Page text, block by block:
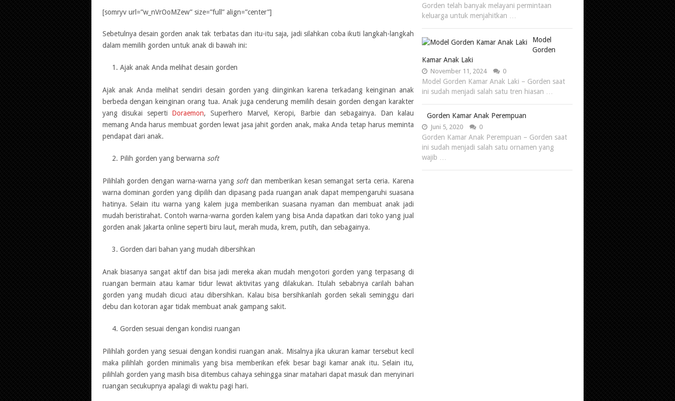
[somryv url=”w_nVrOoMZew” size=”full” align=”center”]
Sebetulnya desain gorden anak tak terbatas dan itu-itu saja, jadi silahkan coba ikuti langkah-langkah
dalam memilih gorden untuk anak di bawah ini:
Ajak anak Anda melihat desain gorden
Ajak anak Anda melihat sendiri desain gorden yang diinginkan karena terkadang keinginan anak
berbeda dengan keinginan orang tua. Anak juga cenderung memilih desain gorden dengan karakter
yang disukai seperti Doraemon, Superhero Marvel, Keropi, Barbie dan sebagainya. Dan kalau
memang Anda harus membuat gorden lewat jasa jahit gorden anak, maka Anda tetap harus meminta
pendapat dari anak.
Pilih gorden yang berwarna soft
Pilihlah gorden dengan warna-warna yang softdan memberikan kesan semangat serta ceria. Karena
warna dominan gorden yang dipilih dan dipasang pada ruangan anak dapat mempengaruhi suasana
hatinya. Selain itu warna yang kalem juga memberikan suasana nyaman dan membuat anak jadi
mudah beristirahat. Contoh warna-warna gorden kalem yang bisa Anda dapatkan dari toko yang jual
gorden anak Jakarta online seperti biru laut, merah muda, krem, putih, dan sebagainya.
Gorden dari bahan yang mudah dibersihkan
Anak biasanya sangat aktif dan bisa jadi mereka akan mudah mengotori gorden yang terpasang di
ruangan bermain atau kamar tidur lewat aktivitas yang dilakukan. Itulah sebabnya carilah bahan
gorden yang mudah dicuci atau dibersihkan. Kalau bisa bersihkanlah gorden sekali seminggu dari
debu dan kotoran agar tidak membuat anak gampang sakit.
Gorden sesuai dengan kondisi ruangan
Pilihlah gorden yang sesuai dengan kondisi ruangan anak. Misalnya jika ukuran kamar tersebut kecil
maka pilihlah gorden minimalis yang bisa memberikan efek besar bagi kamar anak itu. Selain itu,
pilihlah gorden yang masih bisa ditembus cahaya sehingga sinar matahari dapat masuk dan menyinari
ruangan secukupnya apalagi di waktu pagi hari.
Gorden telah banyak melayani permintaan
keluarga untuk menjahitkan …
Model
Gorden
Kamar Anak Laki
November 11, 2024 0
Model Gorden Kamar Anak Laki – Gorden saat
ini sudah menjadi salah satu tren hiasan …
Gorden Kamar Anak Perempuan
Juni 5, 2020 0
Gorden Kamar Anak Perempuan – Gorden saat
ini sudah menjadi salah satu ornamen yang
wajib …